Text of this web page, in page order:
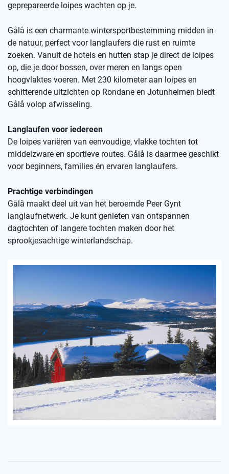
geprepareerde loipes wachten op je.
Gålå is een charmante wintersportbestemming midden in
de natuur, perfect voor langlaufers die rust en ruimte
zoeken. Vanuit de hotels en hutten stap je direct de loipes
op, die je door bossen, over meren en langs open
hoogvlaktes voeren. Met 230 kilometer aan loipes en
schitterende uitzichten op Rondane en Jotunheimen biedt
Gålå volop afwisseling.
Langlaufen voor iedereen
De loipes variëren van eenvoudige, vlakke tochten tot
middelzware en sportieve routes. Gålå is daarmee geschikt
voor beginners, families én ervaren langlaufers.
Prachtige verbindingen
Gålå maakt deel uit van het beroemde Peer Gynt
langlaufnetwerk. Je kunt genieten van ontspannen
dagtochten of langere tochten maken door het
sprookjesachtige winterlandschap.